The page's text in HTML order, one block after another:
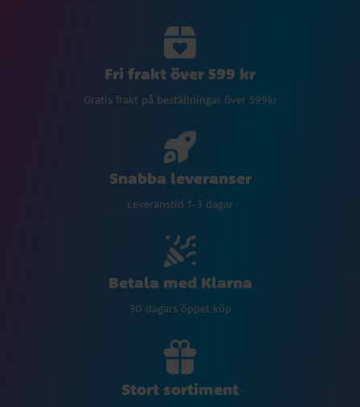
Fri frakt över 599 kr
Gratis frakt på beställningar över 599kr
Snabba leveranser
Leveranstid 1-3 dagar
Betala med Klarna
30 dagars öppet köp
Stort sortiment